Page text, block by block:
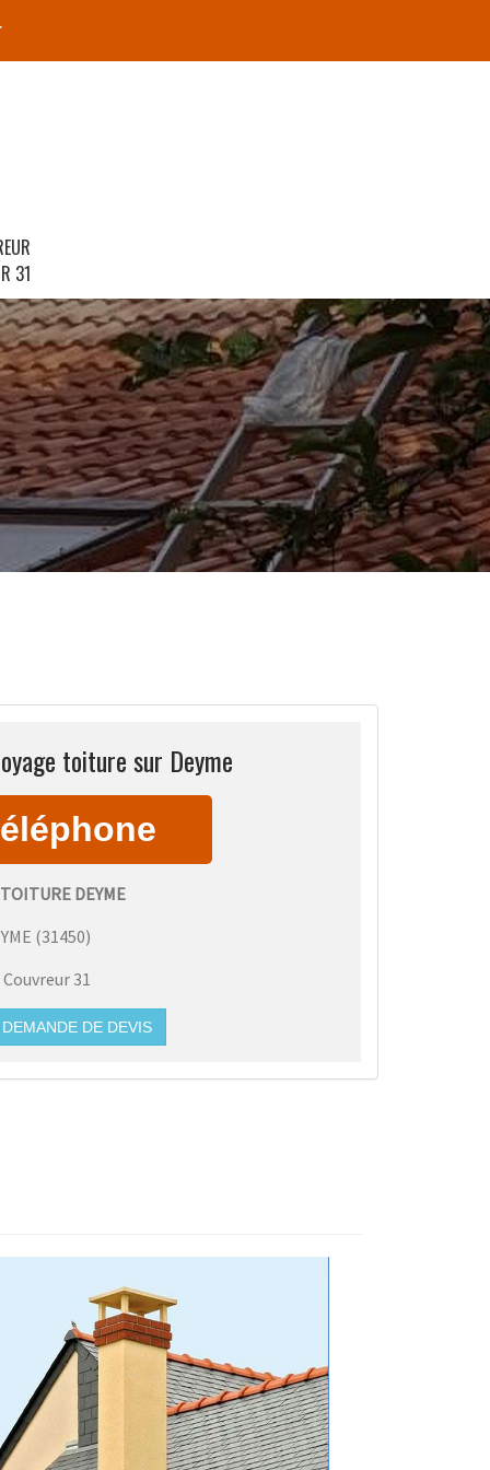
31
toiture sur Deyme
DEYME
(31450)
Couvreur 31
DE DEVIS